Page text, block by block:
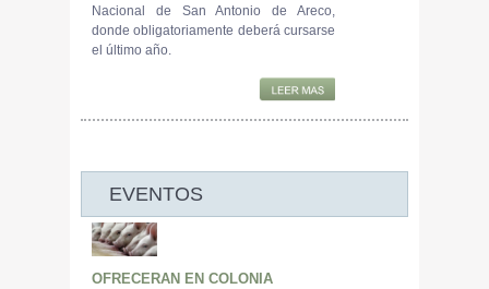
Nacional de San Antonio de Areco,
donde obligatoriamente deberá cursarse
el último año.
EVENTOS
OFRECERAN EN COLONIA